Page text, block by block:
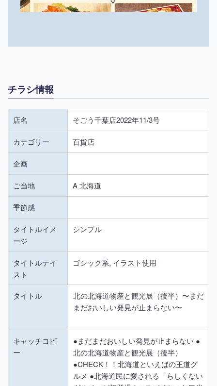
チラシ情報
店名 そごう千葉店2022年11/3号
カテゴリー 百貨店
企画
ご当地 A 北海道
季節感
タイトルイメ
ージ
シンプル
タイトルテイ
スト
ゴシック系, イラスト使用
タイトル
北の北海道物産と観光展（後半）〜まだ
まだおいしい発見が止まらない〜
キャッチコピ
ー
●まだまだおいしい発見が止まらない ●
北の北海道物産と観光展（後半）
●CHECK！！北海道といえばの王道グ
ルメ ●北海道民に愛される「らしくない